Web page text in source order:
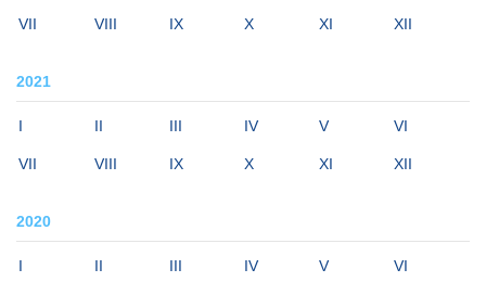
VII VIII IX X XI XII
2021
I II III IV V VI
VII VIII IX X XI XII
2020
I II III IV V VI